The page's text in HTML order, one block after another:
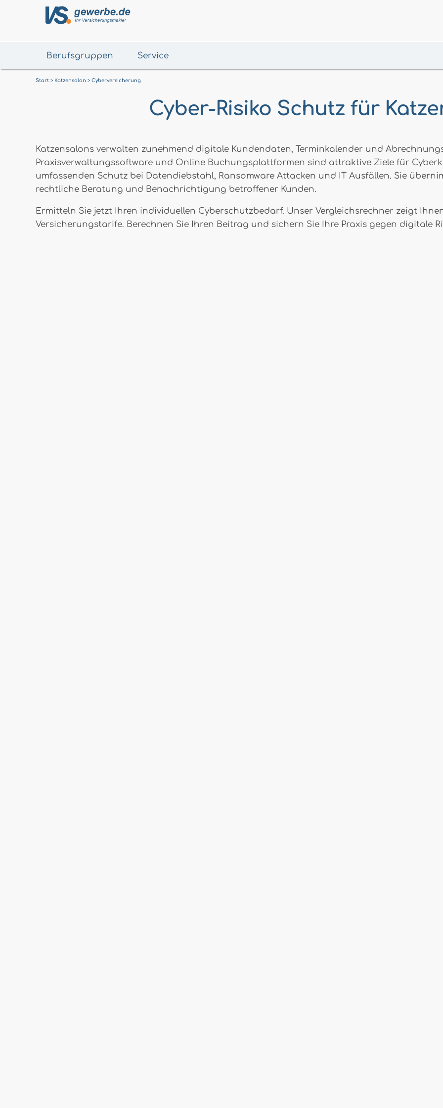
Berufsgruppen Service
Start Katzensalon Cyberversicherung
Cyber-Risiko Schutz für
Katzensalons verwalten zunehmend digitale Kundendaten, Terminkalender und
Praxisverwaltungssoftware und Online Buchungsplattformen sind attraktive Ziele für
umfassenden Schutz bei Datendiebstahl, Ransomware Attacken und IT Ausfällen. Sie
rechtliche Beratung und Benachrichtigung betroffener Kunden.
Ermitteln Sie jetzt Ihren individuellen Cyberschutzbedarf. Unser Vergleichsrechner zeigt
Versicherungstarife. Berechnen Sie Ihren Beitrag und sichern Sie Ihre Praxis gegen digitale